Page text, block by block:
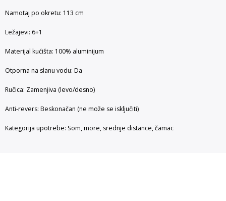
Namotaj po okretu: 113 cm
Ležajevi: 6+1
Materijal kućišta: 100% aluminijum
Otporna na slanu vodu: Da
Ručica: Zamenjiva (levo/desno)
Anti-revers: Beskonačan (ne može se isključiti)
Kategorija upotrebe: Som, more, srednje distance, čamac